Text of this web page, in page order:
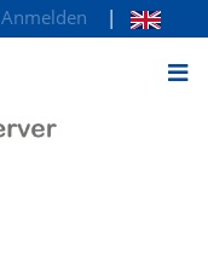
Anmelden